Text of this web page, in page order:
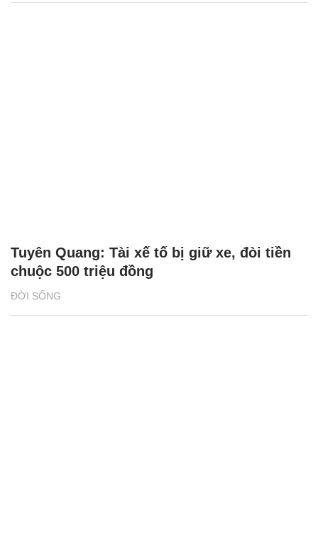
ĐỜI SỐNG
Tuyên Quang: Tài xế tố bị giữ xe, đòi tiền
chuộc 500 triệu đồng